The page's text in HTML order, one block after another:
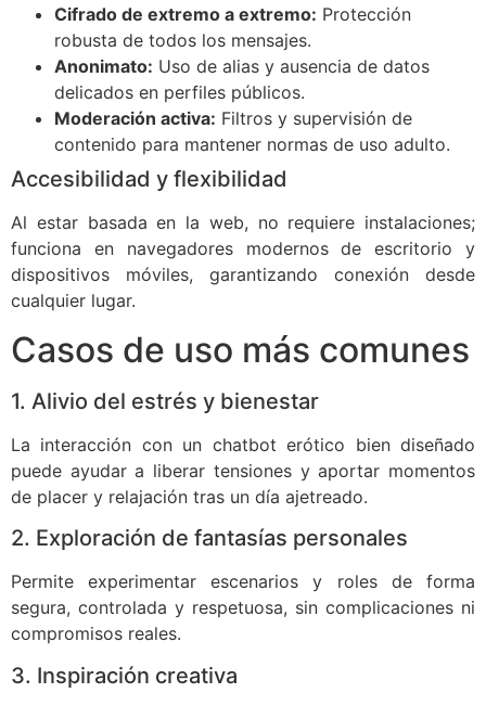
Cifrado de extremo a extremo: Protección
robusta de todos los mensajes.
Anonimato: Uso de alias y ausencia de datos
delicados en perfiles públicos.
Moderación activa: Filtros y supervisión de
contenido para mantener normas de uso adulto.
Accesibilidad y flexibilidad
Al estar basada en la web, no requiere instalaciones;
funciona en navegadores modernos de escritorio y
dispositivos móviles, garantizando conexión desde
cualquier lugar.
Casos de uso más comunes
1. Alivio del estrés y bienestar
La interacción con un chatbot erótico bien diseñado
puede ayudar a liberar tensiones y aportar momentos
de placer y relajación tras un día ajetreado.
2. Exploración de fantasías personales
Permite experimentar escenarios y roles de forma
segura, controlada y respetuosa, sin complicaciones ni
compromisos reales.
3. Inspiración creativa